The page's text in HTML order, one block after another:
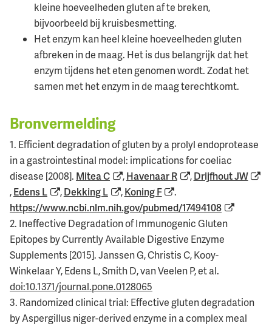
kleine hoeveelheden gluten af te breken,
bijvoorbeeld bij kruisbesmetting.
Het enzym kan heel kleine hoeveelheden gluten
afbreken in de maag. Het is dus belangrijk dat het
enzym tijdens het eten genomen wordt. Zodat het
samen met het enzym in de maag terechtkomt.
Bronvermelding
1. Efficient degradation of gluten by a prolyl endoprotease
in a gastrointestinal model: implications for coeliac
disease [2008]. Mitea C ,Havenaar R ,Drijfhout JW
,Edens L ,Dekking L ,Koning F
.
https://www.ncbi.nlm.nih.gov/pubmed/17494108
2. Ineffective Degradation of Immunogenic Gluten
Epitopes by Currently Available Digestive Enzyme
Supplements [2015]. Janssen G, Christis C, Kooy-
Winkelaar Y, Edens L, Smith D, van Veelen P, et al.
doi:10.1371/journal.pone.0128065
3. Randomized clinical trial: Effective gluten degradation
by Aspergillus niger-derived enzyme in a complex meal